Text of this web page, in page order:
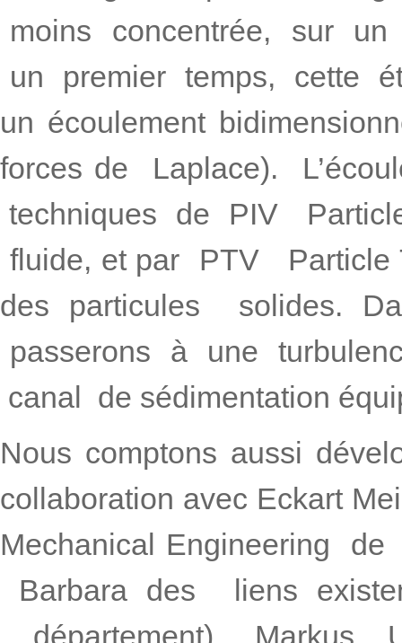
moins concentrée, sur un
un premier temps, cette
un écoulement
forces de Laplace).
techniques de PIV
fluide, et par PTV Particle
des particules solides.
passerons à une
canal de sédimentation
Nous comptons aussi
collaboration avec Eckart
Mechanical Engineering
Barbara des liens
département),